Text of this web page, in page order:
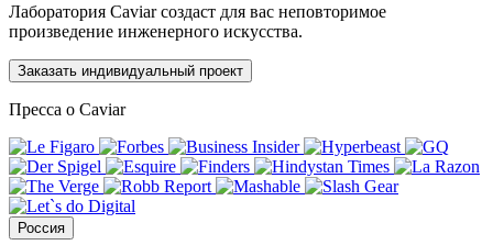
Лаборатория Caviar создаст для вас неповторимое
произведение инженерного искусства.
Заказать индивидуальный проект
Пресса о Caviar
Россия